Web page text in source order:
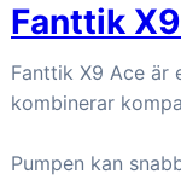
Fanttik
Fanttik X9 Ace är
kombinerar
Pumpen kan